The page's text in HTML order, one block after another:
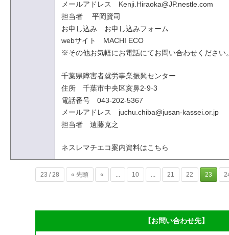
メールアドレス Kenji.Hiraoka@JP.nestle.com
担当者 平岡賢司
お申し込み お申し込みフォーム
webサイト MACHI ECO
※その他お気軽にお電話にてお問い合わせください
千葉県障害者就労事業振興センター
住所 千葉市中央区亥鼻2-9-3
電話番号 043-202-5367
メールアドレス juchu.chiba@jusan-kassei.or.jp
担当者 遠藤克之
ネスレマチエコ案内資料はこちら
23 / 28 « 先頭 « 10 21 22 23
【お問い合わせ先】